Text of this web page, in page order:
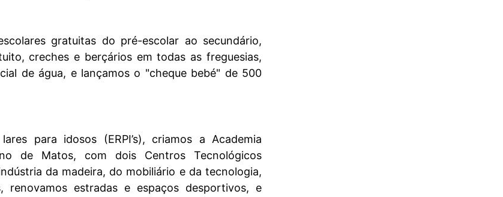
gratuitas do pré-escolar ao secundário,
creches e berçários em todas as freguesias,
de água, e lançamos o "cheque bebé" de 500
para idosos (ERPI’s), criamos a Academia
de Matos, com dois Centros Tecnológicos
da madeira, do mobiliário e da tecnologia,
renovamos estradas e espaços desportivos, e